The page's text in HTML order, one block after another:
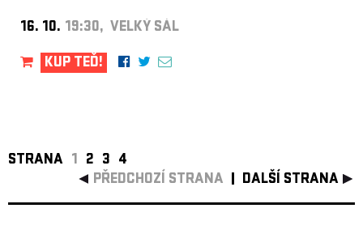
16. 10. 19:30, VELKÝ SÁL
KUP TEĎ!
STRANA 1 2 3 4
PŘEDCHOZÍ STRANA
DALŠÍ STRANA